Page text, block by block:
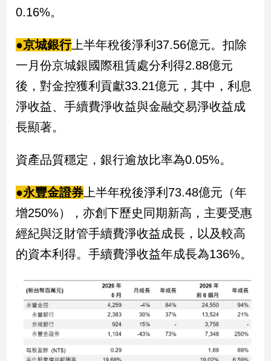
國
社
會/
地
方
冠
病
毒
區
南
台
灣
觀
南
台
點
0.16%。
●京城銀行上半年稅後淨利37.56億元。扣除
一月份京城銀國際租賃處分利得2.88億元
後，對金控獲利貢獻33.21億元，其中，利息
淨收益、手續費淨收益與金融交易淨收益成
長顯著。
資產品質穩定，銀行逾放比率為0.05%。
●永豐金證券 上半年稅後淨利73.48億元（年
增250%），亦創下歷史同期新高，主要受惠
經紀與泛財管手續費淨收益成長，以及較高
的資本利得。手續費淨收益年成長為136%。